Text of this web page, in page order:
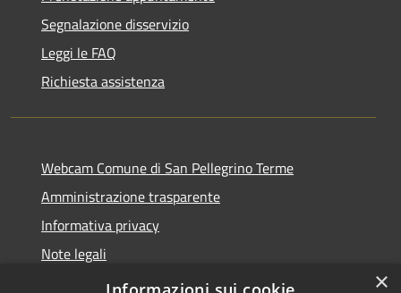
Segnalazione disservizio
Leggi le FAQ
Richiesta assistenza
Webcam Comune di San Pellegrino Terme
Amministrazione trasparente
Informativa privacy
Note legali
Dichiarazione di accessibilità
×